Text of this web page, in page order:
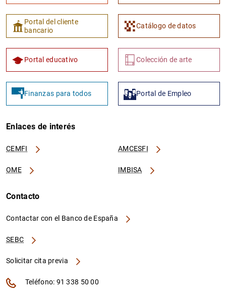
Portal del cliente
bancario
Catálogo de datos
Portal educativo Colección de arte
Finanzas para todos Portal de Empleo
Enlaces de interés
CEMFI AMCESFI
OME IMBISA
Contacto
Contactar con el Banco de España
SEBC
Solicitar cita previa
Teléfono: 91 338 50 00